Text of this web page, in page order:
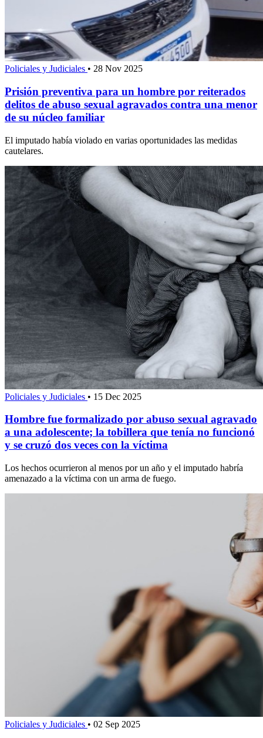
Policiales y Judiciales • 28 Nov 2025
Prisión preventiva para un hombre por reiterados
delitos de abuso sexual agravados contra una menor
de su núcleo familiar
El imputado había violado en varias oportunidades las medidas
cautelares.
Policiales y Judiciales • 15 Dec 2025
Hombre fue formalizado por abuso sexual agravado
a una adolescente; la tobillera que tenía no funcionó
y se cruzó dos veces con la víctima
Los hechos ocurrieron al menos por un año y el imputado habría
amenazado a la víctima con un arma de fuego.
Policiales y Judiciales • 02 Sep 2025